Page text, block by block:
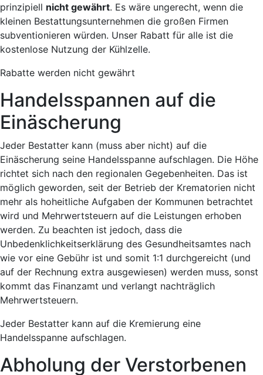
prinzipiell nicht gewährt. Es wäre ungerecht, wenn die
kleinen Bestattungsunternehmen die großen Firmen
subventionieren würden. Unser Rabatt für alle ist die
kostenlose Nutzung der Kühlzelle.
Rabatte werden nicht gewährt
Handelsspannen auf die
Einäscherung
Jeder Bestatter kann (muss aber nicht) auf die
Einäscherung seine Handelsspanne aufschlagen. Die Höhe
richtet sich nach den regionalen Gegebenheiten. Das ist
möglich geworden, seit der Betrieb der Krematorien nicht
mehr als hoheitliche Aufgaben der Kommunen betrachtet
wird und Mehrwertsteuern auf die Leistungen erhoben
werden. Zu beachten ist jedoch, dass die
Unbedenklichkeitserklärung des Gesundheitsamtes nach
wie vor eine Gebühr ist und somit 1:1 durchgereicht (und
auf der Rechnung extra ausgewiesen) werden muss, sonst
kommt das Finanzamt und verlangt nachträglich
Mehrwertsteuern.
Jeder Bestatter kann auf die Kremierung eine
Handelsspanne aufschlagen.
Abholung der Verstorbenen